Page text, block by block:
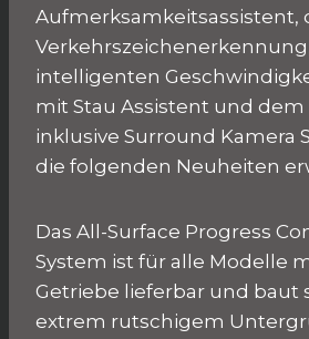
Aufmerksamkeitsassistent,
intelligenten
mit Stau Assistent und dem
inklusive Surround Kamera
die folgenden Neuheiten
Das All-Surface Progress
System ist für alle Modelle
Getriebe lieferbar und baut
extrem rutschigem